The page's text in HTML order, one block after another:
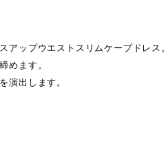
アップウエストスリムケープドレス。
めます。
演出します。